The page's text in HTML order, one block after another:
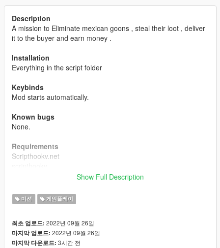
Description
A mission to Eliminate mexican goons , steal their loot , deliver
it to the buyer and earn money .
Installation
Everything in the script folder
Keybinds
Mod starts automatically.
Known bugs
None.
Requirements
Scripthookv.net
Credits
Vincet+ , ty
Show Full Description
미션 게임플레이
최초 업로드: 2022년 09월 26일
마지막 업로드: 2022년 09월 26일
마지막 다운로드: 3시간 전